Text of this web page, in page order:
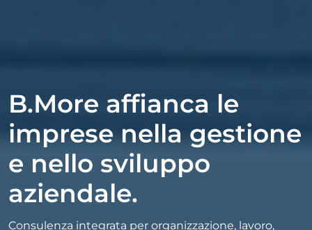
B.More affianca le
imprese nella gestione
e nello sviluppo
aziendale.
Consulenza integrata per organizzazione, lavoro,